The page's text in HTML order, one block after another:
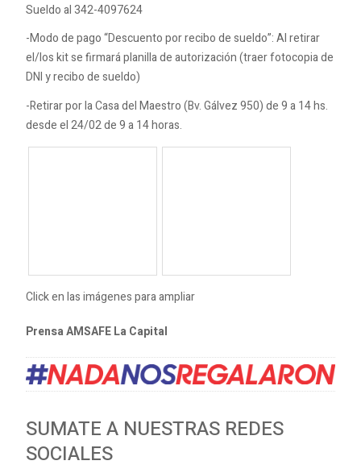
Sueldo al 342-4097624
-Modo de pago “Descuento por recibo de sueldo”: Al retirar
el/los kit se firmará planilla de autorización (traer fotocopia de
DNI y recibo de sueldo)
-Retirar por la Casa del Maestro (Bv. Gálvez 950) de 9 a 14 hs.
desde el 24/02 de 9 a 14 horas.
Click en las imágenes para ampliar
Prensa AMSAFE La Capital
SUMATE A NUESTRAS REDES
SOCIALES